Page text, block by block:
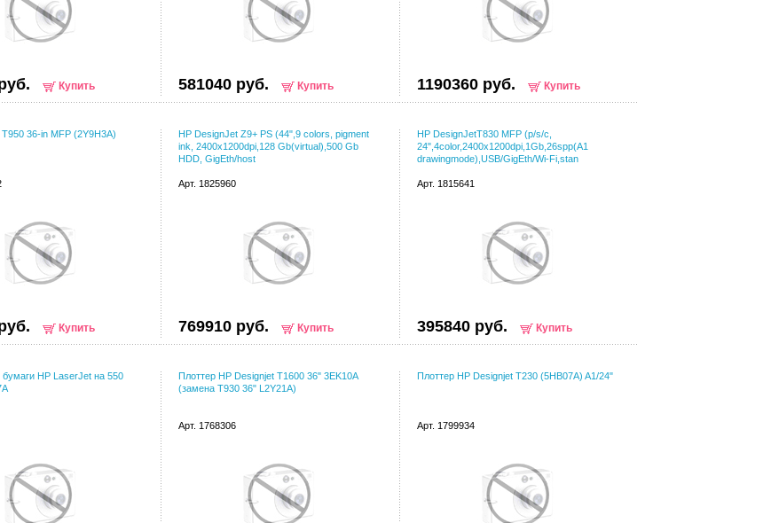
Купить 581040 руб. Купить 1190360 руб. Купить
36-in MFP (2Y9H3A)
Купить
HP DesignJet Z9+ PS (44",9 colors, pigment
ink, 2400x1200dpi,128 Gb(virtual),500 Gb
HDD, GigEth/host
Арт. 1825960
769910 руб. Купить
HP DesignJetT830 MFP (p/s/c,
24",4color,2400x1200dpi,1Gb,26spp(A1
drawingmode),USB/GigEth/Wi-Fi,stan
Арт. 1815641
395840 руб. Купить
бумаги HP LaserJet на 550
Плоттер HP Designjet T1600 36" 3EK10A
(замена T930 36" L2Y21A)
Арт. 1768306
Плоттер HP Designjet T230 (5HB07A) A1/24"
Арт. 1799934